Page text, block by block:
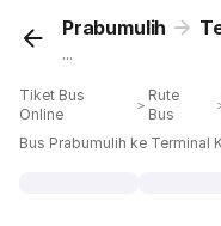
Prabumulih
...
Tiket Bus
Online
＞
Rute
Bus
Bus Prabumulih ke Terminal